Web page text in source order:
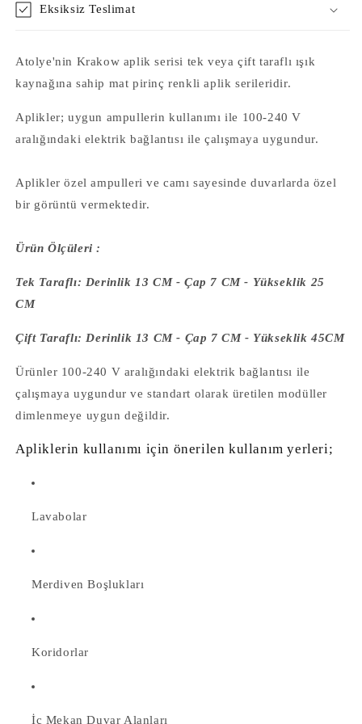
Eksiksiz Teslimat
Atolye'nin Krakow aplik serisi tek veya çift taraflı ışık
kaynağına sahip mat pirinç renkli aplik serileridir.
Aplikler; uygun ampullerin kullanımı ile 100-240 V
aralığındaki elektrik bağlantısı ile çalışmaya uygundur.
Aplikler özel ampulleri ve camı sayesinde duvarlarda özel
bir görüntü vermektedir.
Ürün Ölçüleri :
Tek Taraflı: Derinlik 13 CM - Çap 7 CM - Yükseklik 25
CM
Çift Taraflı: Derinlik 13 CM - Çap 7 CM - Yükseklik45CM
Ürünler 100-240 V aralığındaki elektrik bağlantısı ile
çalışmaya uygundur ve standart olarak üretilen modüller
dimlenmeye uygun değildir.
Apliklerin kullanımı için önerilen kullanım yerleri;
Lavabolar
Merdiven Boşlukları
Koridorlar
İç Mekan Duvar Alanları